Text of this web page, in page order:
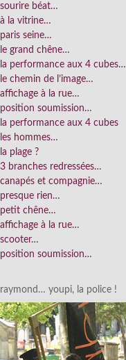
sourire béat…
à la vitrine…
paris seine…
le grand chêne…
la performance aux 4 cubes…
le chemin de l’image…
affichage à la rue…
position soumission…
la performance aux 4 cubes
les hommes…
la plage ?
3 branches redressées…
canapés et compagnie…
presque rien…
petit chêne…
affichage à la rue…
scooter…
position soumission…
raymond… youpi, la police !